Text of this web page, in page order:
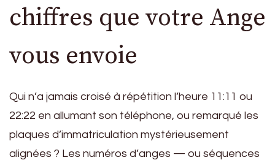
chiffres que votre Ange
vous envoie
Qui n’a jamais croisé à répétition l’heure 11:11 ou
22:22 en allumant son téléphone, ou remarqué les
plaques d’immatriculation mystérieusement
alignées ? Les numéros d’anges — ou séquences